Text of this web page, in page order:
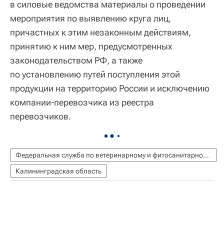
в силовые ведомства материалы о проведении
мероприятия по выявлению круга лиц,
причастных к этим незаконным действиям,
принятию к ним мер, предусмотренных
законодательством РФ, а также
по установлению путей поступления этой
продукции на территорию России и исключению
компании-перевозчика из реестра
перевозчиков.
Федеральная служба по ветеринарному и фитосанитарному надзору (Россельхознадзор)
Калининградская область